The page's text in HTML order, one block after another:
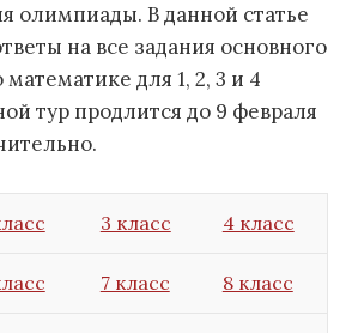
олимпиады. В данной статье
на все задания основного
для 1, 2, 3 и 4
тур продлится до 9 февраля
3 класс 4 класс
7 класс 8 класс